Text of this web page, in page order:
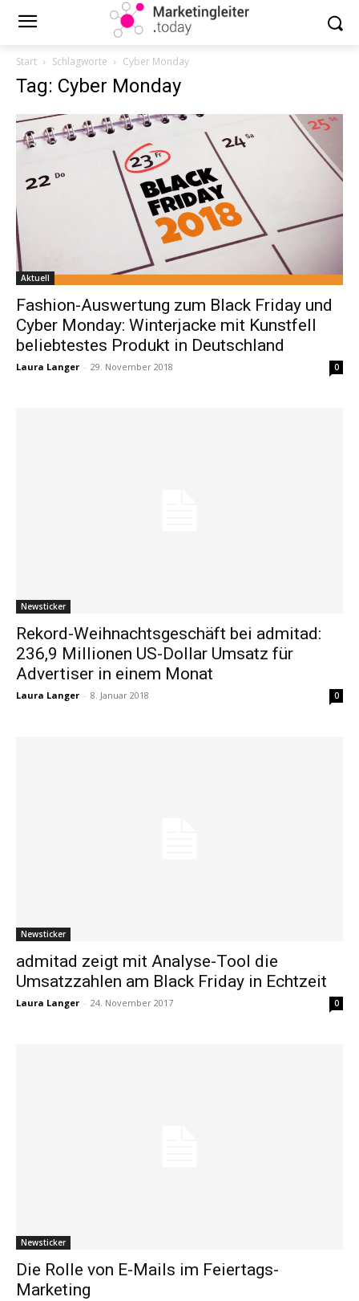
Start Schlagworte Cyber Monday
Tag: Cyber Monday
Aktuell
Fashion-Auswertung zum Black Friday und
Cyber Monday: Winterjacke mit Kunstfell
beliebtestes Produkt in Deutschland
Laura Langer - 29. November 2018 0
Newsticker
Rekord-Weihnachtsgeschäft bei admitad:
236,9 Millionen US-Dollar Umsatz für
Advertiser in einem Monat
Laura Langer - 8. Januar 2018 0
Newsticker
admitad zeigt mit Analyse-Tool die
Umsatzzahlen am Black Friday in Echtzeit
Laura Langer - 24. November 2017 0
Newsticker
Die Rolle von E-Mails im Feiertags-
Marketing